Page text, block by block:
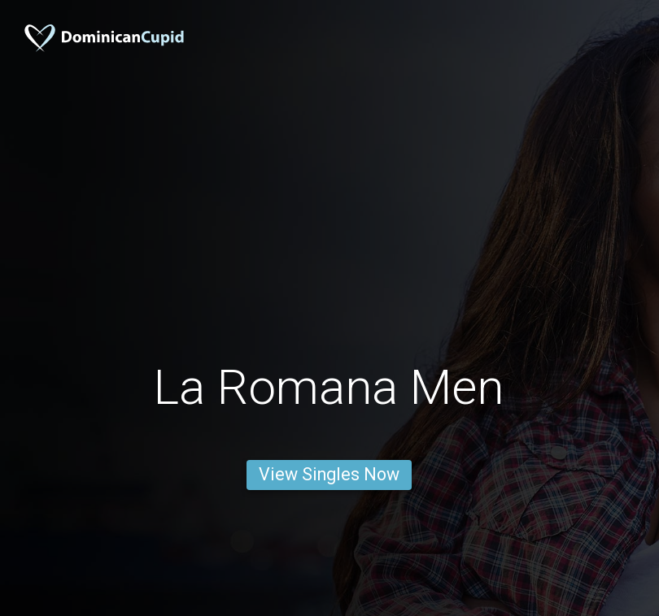
La Romana Men
View Singles Now